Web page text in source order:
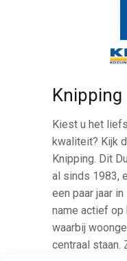
Knipping
Kiest u het
kwaliteit? Kijk
Knipping. Dit
al sinds 1983,
een paar jaar
name actief op
waarbij
centraal staan.